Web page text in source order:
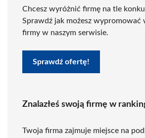
Chcesz wyróżnić firmę na tle
Sprawdź jak możesz wypromować
firmy w naszym serwisie.
Sprawdź ofertę!
Znalazłeś swoją firmę w
Twoja firma zajmuje miejsce na